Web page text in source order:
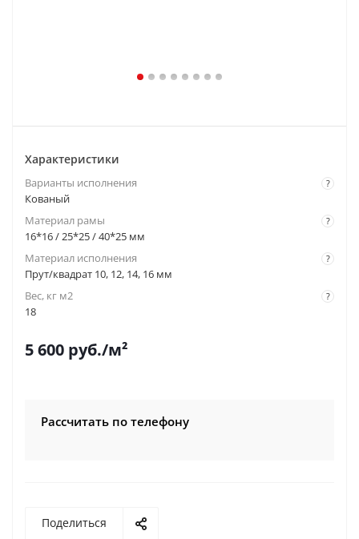
Характеристики
?
Варианты исполнения
Кованый
?
Материал рамы
16*16 / 25*25 / 40*25 мм
?
Материал исполнения
Прут/квадрат 10, 12, 14, 16 мм
?
Вес, кг м2
18
5 600 руб./м²
Рассчитать по телефону
Поделиться